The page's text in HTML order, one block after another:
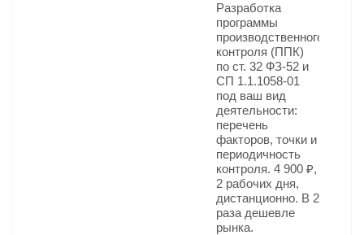
Разработка
программы
производственного
контроля (ППК)
по ст. 32 ФЗ-52 и
СП 1.1.1058-01
под ваш вид
деятельности:
перечень
факторов, точки и
периодичность
контроля. 4 900 ₽,
2 рабочих дня,
дистанционно. В 2
раза дешевле
рынка.